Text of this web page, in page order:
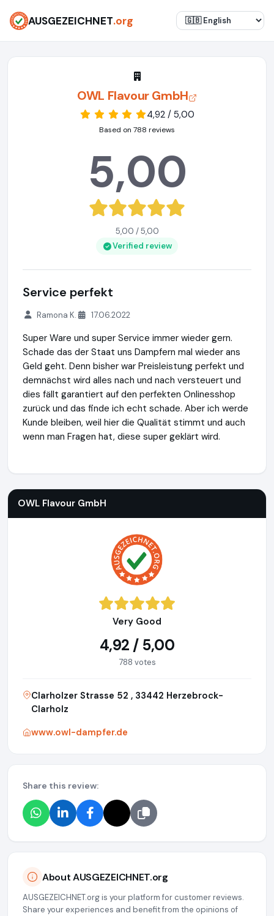
AUSGEZEICHNET.org
OWL Flavour GmbH
4,92 / 5,00
Based on 788 reviews
5,00
5,00 / 5,00
Verified review
Service perfekt
Ramona K. 17.06.2022
Super Ware und super Service immer wieder gern.
Schade das der Staat uns Dampfern mal wieder ans
Geld geht. Denn bisher war Preisleistung perfekt und
demnächst wird alles nach und nach versteuert und
dies fällt garantiert auf den perfekten Onlinesshop
zurück und das finde ich echt schade. Aber ich werde
Kunde bleiben, weil hier die Qualität stimmt und auch
wenn man Fragen hat, diese super geklärt wird.
OWL Flavour GmbH
Very Good
4,92 / 5,00
788 votes
Clarholzer Strasse 52 , 33442 Herzebrock-
Clarholz
www.owl-dampfer.de
Share this review:
About AUSGEZEICHNET.org
AUSGEZEICHNET.org is your platform for customer reviews.
Share your experiences and benefit from the opinions of